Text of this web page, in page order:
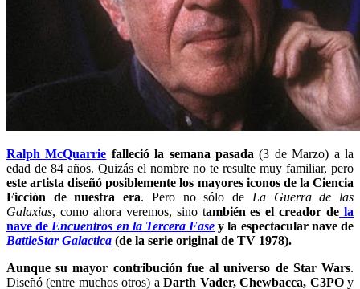
Ralph McQuarrie falleció la semana pasada (3 de Marzo) a la
edad de 84 años. Quizás el nombre no te resulte muy familiar, pero
este artista diseñó posiblemente los mayores iconos de la Ciencia
Ficción de nuestra era. Pero no sólo de La Guerra de las
Galaxias, como ahora veremos, sino también es el creador de la
nave de Encuentros en la Tercera Fase y la espectacular nave de
BattleStar Galactica (de la serie original de TV 1978).
Aunque su mayor contribución fue al universo de Star Wars.
Diseñó (entre muchos otros) aDarth Vader, Chewbacca, C3POy